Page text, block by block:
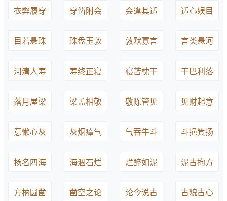
衣弊履穿 穿凿附会 会逢其适 适心娱目
目若悬珠 珠盘玉敦 敦默寡言 言类悬河
河清人寿 寿终正寝 寝苫枕干 干巴利落
落月屋梁 梁孟相敬 敬陈管见 见财起意
意懒心灰 灰烟瘴气 气吞牛斗 斗挹箕扬
扬名四海 海涸石烂 烂醉如泥 泥古拘方
方枘圆凿 凿空之论 论今说古 古貌古心